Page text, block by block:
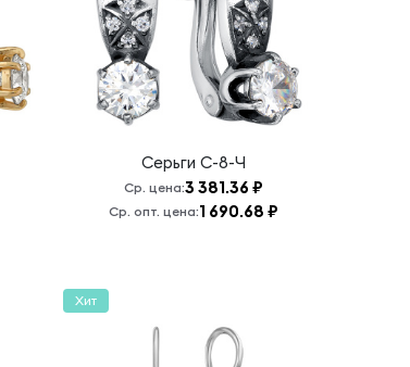
Серьги С-8-Ч
Ср. цена:3 381.36 ₽
Ср. опт. цена:1 690.68 ₽
Хит